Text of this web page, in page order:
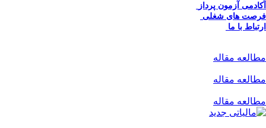
آکادمی آزمون پرداز
فرصت های شغلی
ارتباط با ما
مطالعه مقاله
مطالعه مقاله
مطالعه مقاله